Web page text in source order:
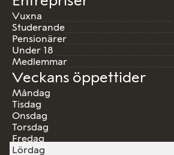
Vuxna
Studerande
Pensionärer
Under 18
Medlemmar
Veckans öppettider
Måndag
Tisdag
Onsdag
Torsdag
Fredag
Lördag